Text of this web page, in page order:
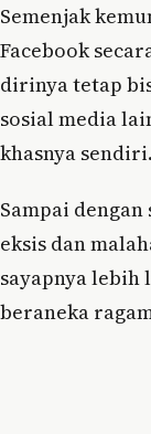
Semenjak
Facebook
dirinya tetap
sosial media
khasnya sendiri.
Sampai
eksis dan
sayapnya lebih
beraneka